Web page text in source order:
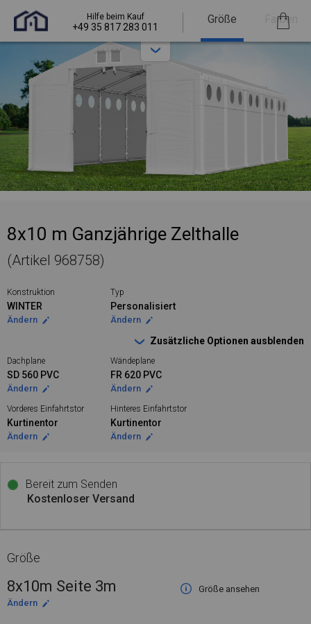
Hilfe beim Kauf
+49 35 817 283 011
Größe Farben
8x10 m Ganzjährige Zelthalle
(Artikel 968758)
Konstruktion
WINTER
Ändern
Typ
Personalisiert
Ändern
Zusätzliche Optionen ausblenden
Dachplane
SD 560 PVC
Ändern
Wändeplane
FR 620 PVC
Ändern
Vorderes Einfahrtstor
Kurtinentor
Ändern
Hinteres Einfahrtstor
Kurtinentor
Ändern
Bereit zum Senden
Kostenloser Versand
Größe
8x10m Seite 3m
Größe ansehen
Ändern